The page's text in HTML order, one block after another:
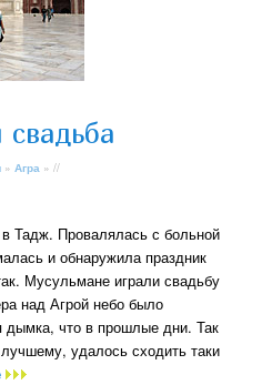
»Агра » //
Тадж. Провалялась с больной
и обнаружила праздник
Мусульмане играли свадьбу
над Агрой небо было
дымка, что в прошлые дни. Так
удалось сходить таки